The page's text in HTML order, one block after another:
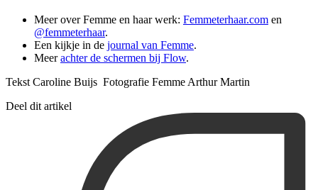
Meer over Femme en haar werk: Femmeterhaar.com en
@femmeterhaar.
Een kijkje in de journal van Femme.
Meerachter de schermen bij Flow.
Tekst Caroline Buijs Fotografie Femme Arthur Martin
Deel dit artikel